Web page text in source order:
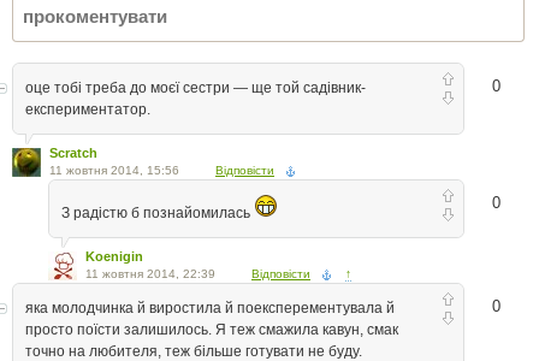
0
оце тобі треба до моєї сестри — ще той садівник-
експериментатор.
Scratch
11 жовтня 2014, 15:56 Відповісти
0
З радістю б познайомилась
Koenigin
11 жовтня 2014, 22:39 Відповісти ↑
0
яка молодчинка й виростила й поексперементувала й
просто поїсти залишилось. Я теж смажила кавун, смак
точно на любителя, теж більше готувати не буду.